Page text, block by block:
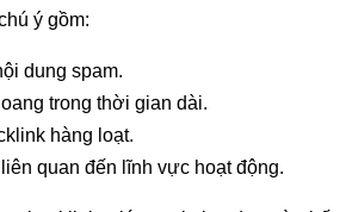
ý gồm:
dung spam.
trong thời gian dài.
hàng loạt.
quan đến lĩnh vực hoạt động.